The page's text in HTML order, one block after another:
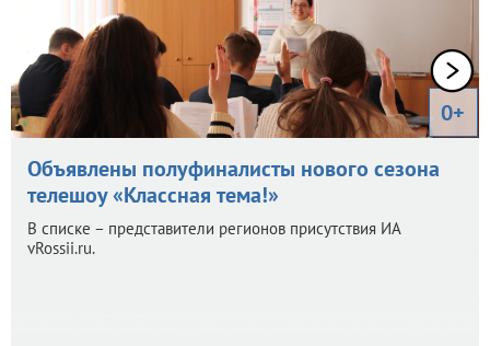
0+
Объявлены полуфиналисты нового сезона
телешоу «Классная тема!»
В списке – представители регионов присутствия ИА
vRossii.ru.